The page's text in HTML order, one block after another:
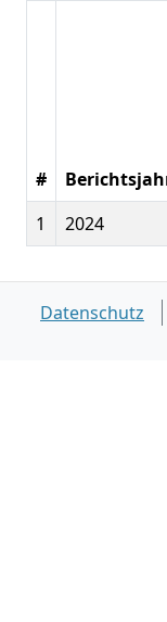
#
1
2024
Datenschutz